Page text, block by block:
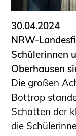
30.04.2024
NRW-
Schülerinnen
Oberhausen
Die großen
Bottrop
Schatten der
die